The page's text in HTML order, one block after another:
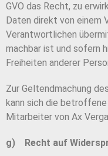
GVO das Recht, zu
Daten direkt von einem
Verantwortlichen
machbar ist und sofern
Freiheiten anderer
Zur Geltendmachung
kann sich die
Mitarbeiter von Ax
g) Recht auf